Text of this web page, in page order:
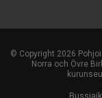
© Copyright 2026
Norra och Övre